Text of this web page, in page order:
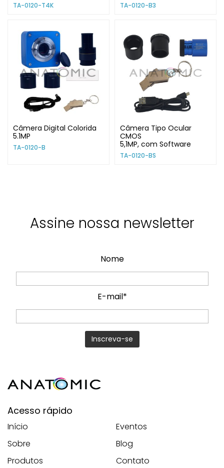
TA-0120-T4K TA-0120-B3
Câmera Digital Colorida
5.1MP
TA-0120-B
Câmera Tipo Ocular
CMOS
5,1MP, com Software
TA-0120-BS
Assine nossa newsletter
Nome
E-mail*
Acesso rápido
Início
Sobre
Produtos
Eventos
Blog
Contato